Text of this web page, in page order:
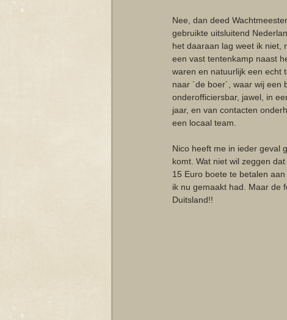
Nee, dan deed
gebruikte uitsluitend
het daaraan lag weet ik niet,
een vast tentenkamp naast
waren en natuurlijk een echt
naar ´de boer´, waar wij
onderofficiersbar, jawel, in
jaar, en van contacten
een locaal team.
Nico heeft me in ieder geval
komt. Wat niet wil zeggen
15 Euro boete te betalen
ik nu gemaakt had. Maar de
Duitsland!!